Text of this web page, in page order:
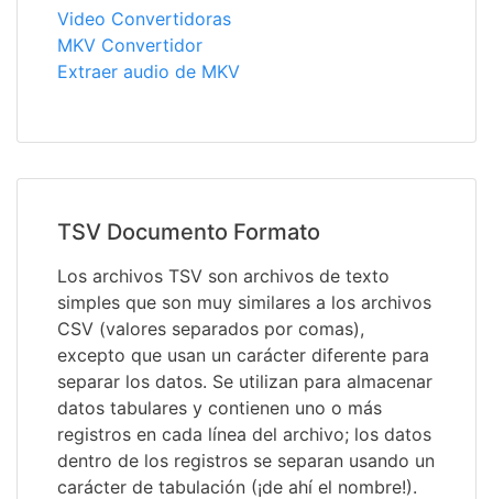
Video Convertidoras
MKV Convertidor
Extraer audio de MKV
TSV Documento Formato
Los archivos TSV son archivos de texto
simples que son muy similares a los archivos
CSV (valores separados por comas),
excepto que usan un carácter diferente para
separar los datos. Se utilizan para almacenar
datos tabulares y contienen uno o más
registros en cada línea del archivo; los datos
dentro de los registros se separan usando un
carácter de tabulación (¡de ahí el nombre!).